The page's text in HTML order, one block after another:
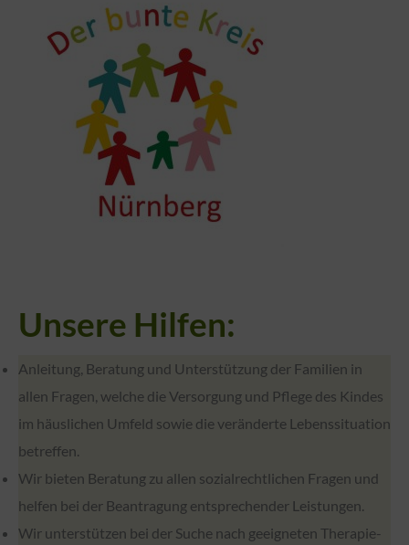
Unsere Hilfen:
Anleitung, Beratung und Unterstützung der Familien in
allen Fragen, welche die Versorgung und Pflege des Kindes
im häuslichen Umfeld sowie die veränderte Lebenssituation
betreffen.
Wir bieten Beratung zu allen sozialrechtlichen Fragen und
helfen bei der Beantragung entsprechender Leistungen.
Wir unterstützen bei der Suche nach geeigneten Therapie-